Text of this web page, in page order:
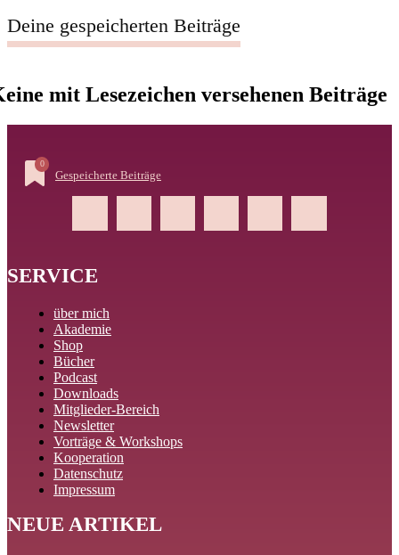
Deine gespeicherten Beiträge
mit Lesezeichen versehenen Beiträge
0
Gespeicherte Beiträge
SERVICE
über mich
Akademie
Shop
Bücher
Podcast
Downloads
Mitglieder-Bereich
Newsletter
Vorträge & Workshops
Kooperation
Datenschutz
Impressum
NEUE ARTIKEL